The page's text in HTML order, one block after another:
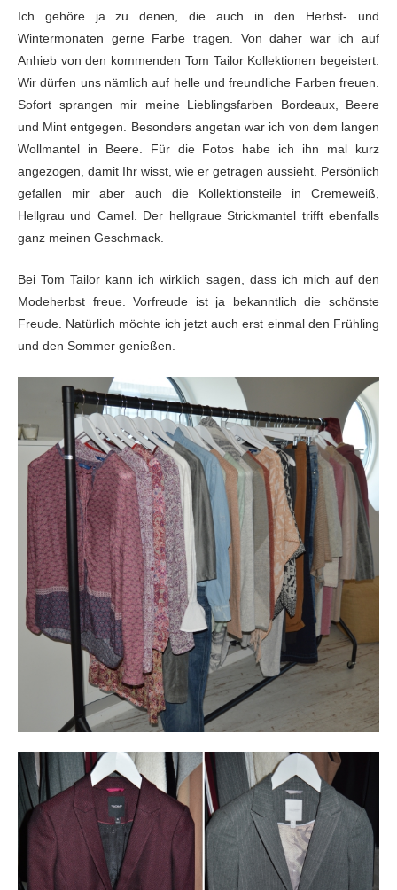
Ich gehöre ja zu denen, die auch in den Herbst- und
Wintermonaten gerne Farbe tragen. Von daher war ich auf
Anhieb von den kommenden Tom Tailor Kollektionen begeistert.
Wir dürfen uns nämlich auf helle und freundliche Farben freuen.
Sofort sprangen mir meine Lieblingsfarben Bordeaux, Beere
und Mint entgegen. Besonders angetan war ich von dem langen
Wollmantel in Beere. Für die Fotos habe ich ihn mal kurz
angezogen, damit Ihr wisst, wie er getragen aussieht. Persönlich
gefallen mir aber auch die Kollektionsteile in Cremeweiß,
Hellgrau und Camel. Der hellgraue Strickmantel trifft ebenfalls
ganz meinen Geschmack.
Bei Tom Tailor kann ich wirklich sagen, dass ich mich auf den
Modeherbst freue. Vorfreude ist ja bekanntlich die schönste
Freude. Natürlich möchte ich jetzt auch erst einmal den Frühling
und den Sommer genießen.